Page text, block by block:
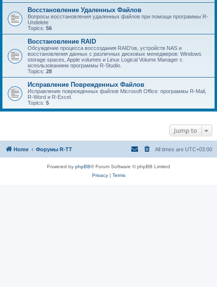
Восстановление Удаленных Файлов
Вопросы восстановления удаленных файлов при помощи программы R-
Undelete
Topics: 56
Восстановление RAID
Обсуждение процесса воссоздания RAID'ов, устройств NAS и
восстановления данных с различных дисковых менеджеров: Windows
storage spaces, Apple volumes и Linux Logical Volume Manager с
использованием программы R-Studio.
Topics: 28
Исправление Поврежденных Файлов
Исправление поврежденных файлов Microsoft Office: программы R-Mail,
R-Word и R-Excel.
Topics: 5
Jump to
Home Форумы R-TT All times are UTC+03:00
Powered by phpBB® Forum Software © phpBB Limited
Privacy| Terms